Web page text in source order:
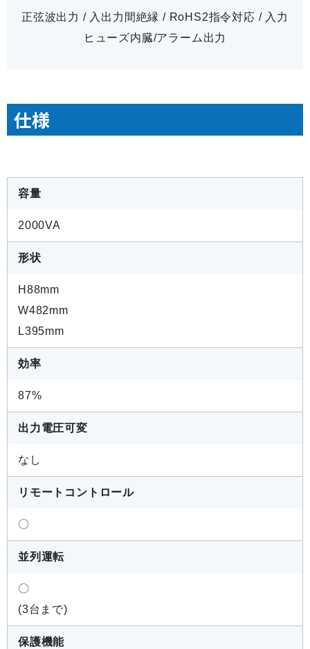
フォームからお問い合わせ
正弦波出力 / 入出力間絶縁 / RoHS2指令対応 / 入力
ヒューズ内臓/アラーム出力
仕様
容量
2000VA
形状
H88mm
W482mm
L395mm
効率
87%
出力電圧可変
なし
リモートコントロール
〇
並列運転
〇
(3台まで)
保護機能